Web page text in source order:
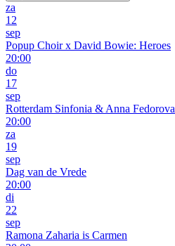
za
12
sep
Popup Choir x David Bowie: Heroes
20:00
do
17
sep
Rotterdam Sinfonia & Anna Fedorova
20:00
za
19
sep
Dag van de Vrede
20:00
di
22
sep
Ramona Zaharia is Carmen